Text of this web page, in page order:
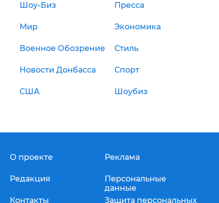
Шоу-Биз Пресса
Мир Экономика
Военное Обозрение Стиль
Новости Донбасса Спорт
США Шоубиз
О проекте
Редакция
Контакты
Реклама
Персональные
данные
Защита персональных